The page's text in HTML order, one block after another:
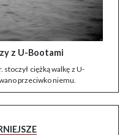
z U-Bootami
ciężką walkę z U-
przeciwko niemu.